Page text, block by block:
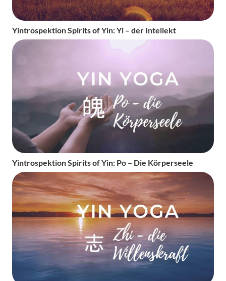
Yintrospektion Spirits of Yin: Yi – der Intellekt
Yintrospektion Spirits of Yin: Po – Die Körperseele